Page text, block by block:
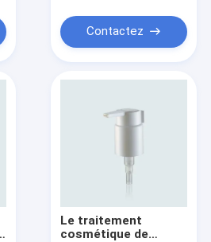
Contactez
Le traitement
cosmétique de